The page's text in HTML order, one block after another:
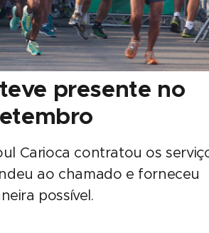
presente no
Carioca contratou os
ao chamado e forneceu
possível.